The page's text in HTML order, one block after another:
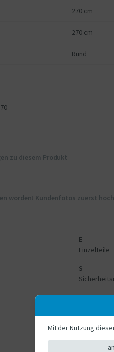
270 cm
270 cm
Rund
zu diesem Produkt
worden! Kundenfotos zuerst
E
Einzelteile
S
Mit der Nutzung